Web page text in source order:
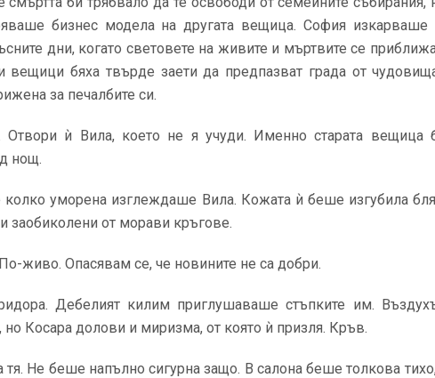
бизнес модела на другата вещица. София изкарваше
дни, когато световете на живите и мъртвите се
вещици бяха твърде заети да предпазват града от
за печалбите си.
Отвори ѝ Вила, което не я учуди. Именно старата вещица
нощ.
колко уморена изглеждаше Вила. Кожата ѝ беше изгубила
заобиколени от морави кръгове.
живо. Опасявам се, че новините не са добри.
Дебелият килим приглушаваше стъпките им.
но Косара долови и миризма, от която ѝ призля. Кръв.
Не беше напълно сигурна защо. В салона беше толкова